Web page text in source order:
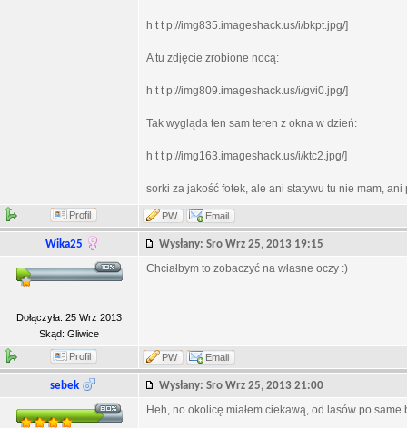
h t t p;//img835.imageshack.us/i/bkpt.jpg/]
A tu zdjęcie zrobione nocą:
h t t p;//img809.imageshack.us/i/gvi0.jpg/]
Tak wygląda ten sam teren z okna w dzień:
h t t p;//img163.imageshack.us/i/ktc2.jpg/]
sorki za jakość fotek, ale ani statywu tu nie mam,
Profil PW Email
Wika25 Wysłany: Sro Wrz 25, 2013 19:15
Dołączyła: 25 Wrz 2013
Skąd: Gliwice
Chciałbym to zobaczyć na własne oczy :)
Profil PW Email
sebek Wysłany: Sro Wrz 25, 2013 21:00
Heh, no okolicę miałem ciekawą, od lasów po same